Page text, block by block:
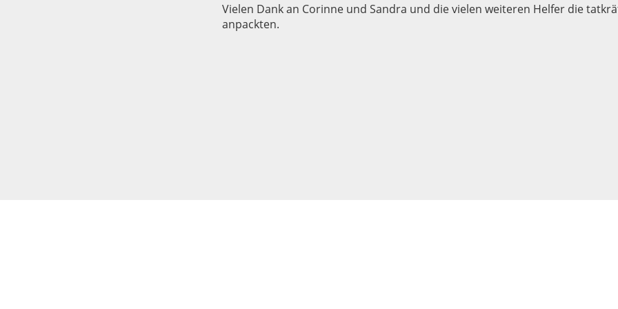
Vielen Dank an Corinne und Sandra und die vielen weiteren Helfer die
anpackten.